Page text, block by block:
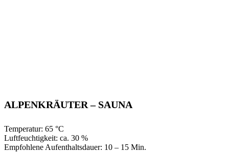
ALPENKRÄUTER – SAUNA
Temperatur: 65 °C
Luftfeuchtigkeit: ca. 30 %
Empfohlene Aufenthaltsdauer: 10 – 15 Min.